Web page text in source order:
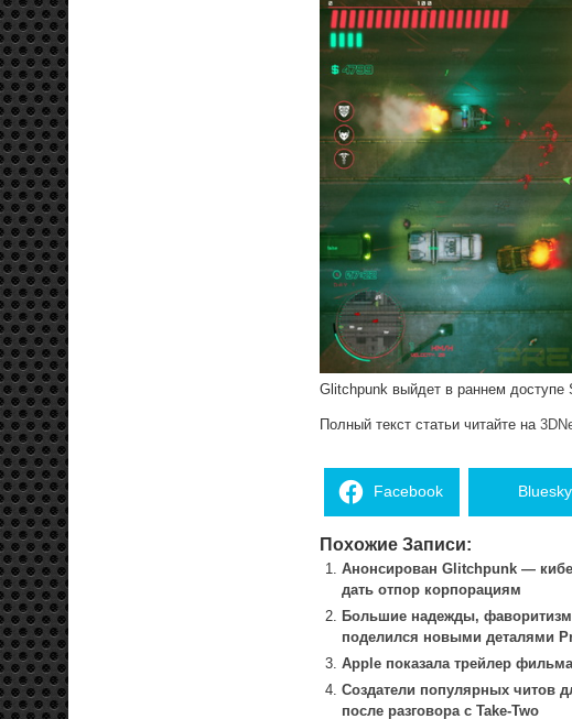
Glitchpunk выйдет в раннем доступе
Полный текст статьи читайте на
Facebook Bluesky
Похожие Записи:
Анонсирован Glitchpunk —
дать отпор корпорациям
Большие надежды, фаворитизм
поделился новыми деталями
Apple показала трейлер
Создатели популярных читов
после разговора с Take-Two